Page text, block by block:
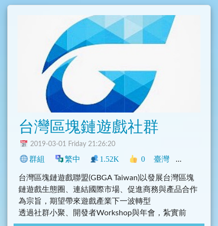
台灣區塊鏈遊戲社群
2019-03-01 Friday 21:26:20
群組 繁中 1.52K 0 臺灣 程式
台灣區塊鏈遊戲聯盟(GBGA Taiwan)以發展台灣區塊
鏈遊戲生態圈、連結國際市場、促進商務與產品合作
為宗旨，期望帶來遊戲產業下一波轉型
透過社群小聚、開發者Workshop與年會，紮實前